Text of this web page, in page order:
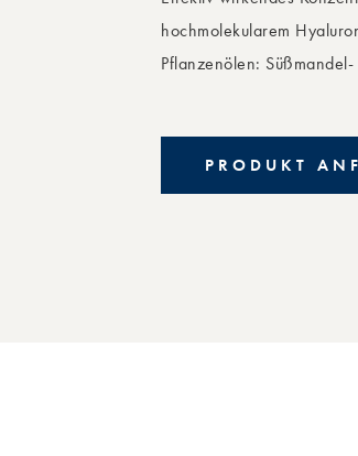
hochmolekularem
Pflanzenölen:
PRODUKT